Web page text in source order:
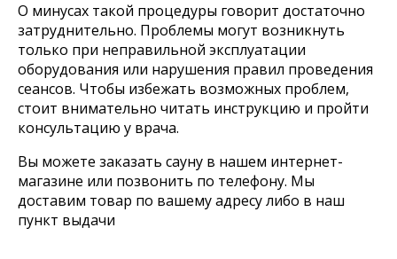
О минусах такой процедуры говорит достаточно
затруднительно. Проблемы могут возникнуть
только при неправильной эксплуатации
оборудования или нарушения правил проведения
сеансов. Чтобы избежать возможных проблем,
стоит внимательно читать инструкцию и пройти
консультацию у врача.
Вы можете заказать сауну в нашем интернет-
магазине или позвонить по телефону. Мы
доставим товар по вашему адресу либо в наш
пункт выдачи
Согласие на обработку персональных данных
Политика обработки персональных данных
Публичная договор-оферта